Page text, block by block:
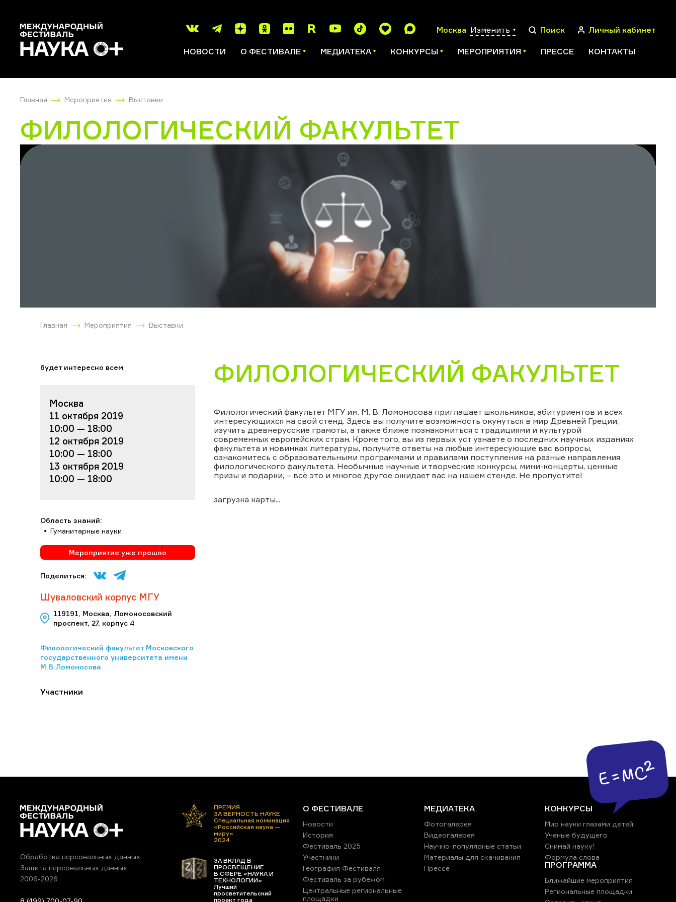
Москва Изменить Поиск Личный кабинет
НОВОСТИ О ФЕСТИВАЛЕ МЕДИАТЕКА КОНКУРСЫ МЕРОПРИЯТИЯ ПРЕССЕ КОНТАКТЫ
Главная Мероприятия Выставки
ФИЛОЛОГИЧЕСКИЙ ФАКУЛЬТЕТ
Главная Мероприятия Выставки
будет интересно всем
Москва
11 октября 2019
10:00 — 18:00
12 октября 2019
10:00 — 18:00
13 октября 2019
10:00 — 18:00
Область знаний:
Гуманитарные науки
Мероприятие уже прошло
Поделиться:
Шуваловский корпус МГУ
119191, Москва, Ломоносовский
проспект, 27, корпус 4
Филологический факультет Московского
государственного университета имени
М.В.Ломоносова
Участники
ФИЛОЛОГИЧЕСКИЙ ФАКУЛЬТЕТ
Филологический факультет МГУ им. М. В. Ломоносова приглашает школьников, абитуриентов и всех
интересующихся на свой стенд. Здесь вы получите возможность окунуться в мир Древней Греции,
изучить древнерусские грамоты, а также ближе познакомиться с традициями и культурой
современных европейских стран. Кроме того, вы из первых уст узнаете о последних научных изданиях
факультета и новинках литературы, получите ответы на любые интересующие вас вопросы,
ознакомитесь с образовательными программами и правилами поступления на разные направления
филологического факультета. Необычные научные и творческие конкурсы, мини-концерты, ценные
призы и подарки, – всё это и многое другое ожидает вас на нашем стенде. Не пропустите!
загрузка карты...
Обработка персональных данных
Защита персональных данных
2006-2026
ПРЕМИЯ
ЗА ВЕРНОСТЬ НАУКЕ
Специальная номинация
«Российская наука —
миру»
2024
ЗА ВКЛАД В
ПРОСВЕЩЕНИЕ
В СФЕРЕ «НАУКА И
ТЕХНОЛОГИИ»
Лучший
просветительский
проект года
О ФЕСТИВАЛЕ
Новости
История
Фестиваль 2025
Участники
География Фестиваля
Фестиваль за рубежом
Центральные региональные
площадки
МЕДИАТЕКА
Фотогалерея
Видеогалерея
Научно-популярные статьи
Материалы для скачивания
Прессе
КОНКУРСЫ
Мир науки глазами детей
Ученые будущего
Снимай науку!
Формула слова
ПРОГРАММА
Ближайшие мероприятия
Региональные площадки